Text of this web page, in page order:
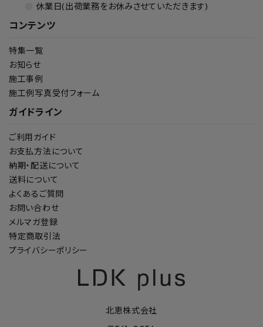
コンテンツ
特集一覧
お知らせ
施工事例
施工例写真受付フォーム
ガイドライン
ご利用ガイド
お支払方法について
納期・配送について
送料について
よくあるご質問
お問い合わせ
メルマガ登録
特定商取引法
プライバシーポリシー
休業日(出荷業務をお休みさせていただきます)
北恵株式会社